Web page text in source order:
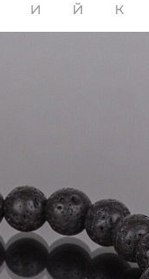
И Й К